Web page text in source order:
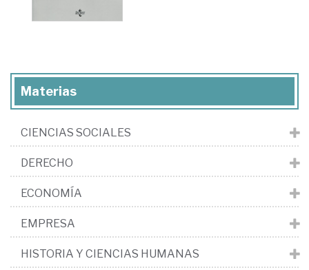
Materias
CIENCIAS SOCIALES
DERECHO
ECONOMÍA
EMPRESA
HISTORIA Y CIENCIAS HUMANAS